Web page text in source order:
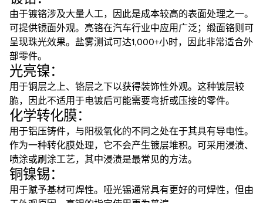
由于镀铬涉及大量人工，因此是成本较高的表面处理之一。
可提供镜面外观。亮铬在汽车行业中应用广泛；缎面铬则可
呈现珠光效果。盐雾测试可达1,000+小时，因此非常适合外
部零件。
光亮镍：
用于铜层之上、铬层之下以获得装饰性外观。这种镀层较
脆，因此不适用于电镀后可能需要弯折或压接的零件。
化学转化膜：
用于铝压铸件，与阳极氧化的不同之处在于其具有导电性。
作为一种转化膜处理，它不会产生镀层堆积。可采用浸渍、
喷涂或刷涂工艺，其中浸渍是最常见的方法。
铜镍锡：
用于赋予基材可焊性。哑光锡通常具有更好的可焊性，但由